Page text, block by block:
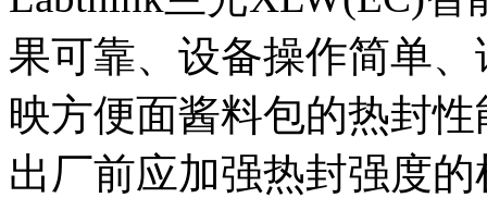
果可靠、设备操作简单
映方便面酱料包的热封
出厂前应加强热封强度